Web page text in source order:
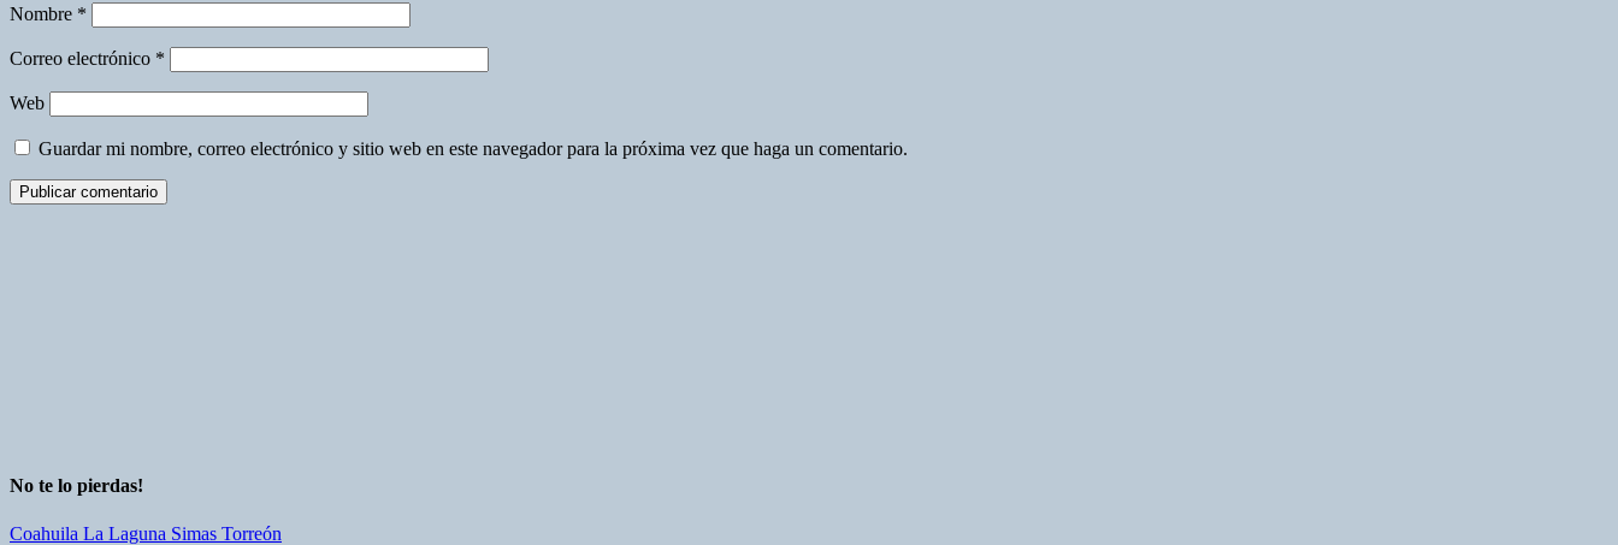
Nombre *
Correo electrónico *
Web
Guardar mi nombre, correo electrónico y sitio web en este navegador para la próxima vez que haga un comentario.
No te lo pierdas!
Coahuila La Laguna Simas Torreón